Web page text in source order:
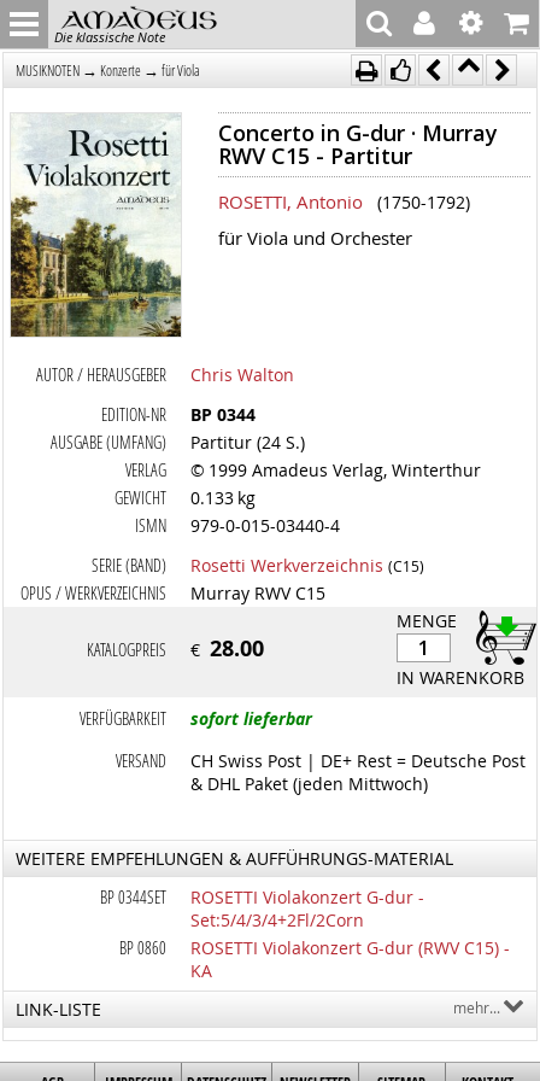
Die klassische Note
MUSIKNOTEN → Konzerte → für Viola
Concerto in G-dur · Murray
RWV C15 - Partitur
ROSETTI, Antonio (1750-1792)
für Viola und Orchester
AUTOR / HERAUSGEBER
Chris Walton
EDITION-NR
BP 0344
AUSGABE (UMFANG)
Partitur (24 S.)
VERLAG
© 1999 Amadeus Verlag, Winterthur
GEWICHT
0.133 kg
ISMN
979-0-015-03440-4
SERIE (BAND)
Rosetti Werkverzeichnis (C15)
OPUS / WERKVERZEICHNIS
Murray RWV C15
MENGE
IN WARENKORB
KATALOGPREIS €28.00
VERFÜGBARKEIT
sofort lieferbar
VERSAND
CH Swiss Post | DE+ Rest = Deutsche Post
& DHL Paket (jeden Mittwoch)
WEITERE EMPFEHLUNGEN & AUFFÜHRUNGS-MATERIAL
BP 0344SET
ROSETTI Violakonzert G-dur -
Set:5/4/3/4+2Fl/2Corn
BP 0860
ROSETTI Violakonzert G-dur (RWV C15) -
KA
LINK-LISTE
mehr...